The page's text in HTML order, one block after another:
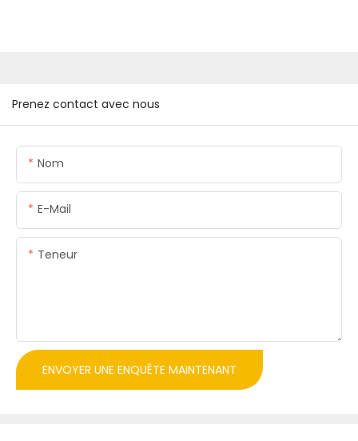
Prenez contact avec nous
Nom
E-Mail
Teneur
ENVOYER UNE ENQUÊTE MAINTENANT